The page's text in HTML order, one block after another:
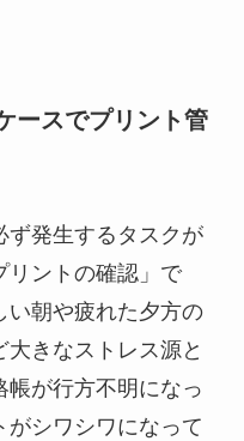
ースでプリント管
ず発生するタスクが
リントの確認」で
い朝や疲れた夕方の
きなストレス源と
帳が行方不明になっ
がシワシワになって